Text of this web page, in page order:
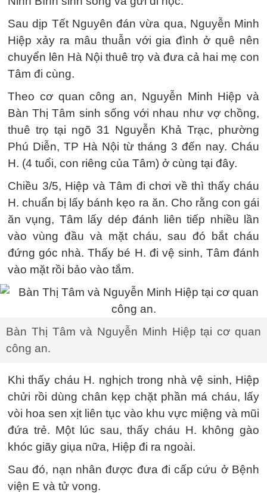
Sau dịp Tết Nguyên đán vừa qua, Nguyễn Minh
Hiệp xảy ra mâu thuẫn với gia đình ở quê nên
chuyển lên Hà Nội thuê trọ và đưa cả hai mẹ con
Tâm đi cùng.
Theo cơ quan công an, Nguyễn Minh Hiệp và
Bàn Thị Tâm sinh sống với nhau như vợ chồng,
thuê trọ tại ngõ 31 Nguyễn Khả Trạc, phường
Phú Diễn, TP Hà Nội từ tháng 3 đến nay. Cháu
H. (4 tuổi, con riêng của Tâm) ở cùng tại đây.
Chiều 3/5, Hiệp và Tâm đi chơi về thì thấy cháu
H. chuẩn bị lấy bánh kẹo ra ăn. Cho rằng con gái
ăn vụng, Tâm lấy dép đánh liên tiếp nhiều lần
vào vùng đầu và mặt cháu, sau đó bắt cháu
đứng góc nhà. Thấy bé H. đi vệ sinh, Tâm đánh
vào mặt rồi bảo vào tắm.
Bàn Thị Tâm và Nguyễn Minh Hiệp tại cơ quan
công an.
Khi thấy cháu H. nghịch trong nhà vệ sinh, Hiệp
chửi rồi dùng chân kẹp chặt phần má cháu, lấy
vòi hoa sen xịt liên tục vào khu vực miệng và mũi
đứa trẻ. Một lúc sau, thấy cháu H. không gào
khóc giãy giụa nữa, Hiệp đi ra ngoài.
Sau đó, nạn nhân được đưa đi cấp cứu ở Bệnh
viện E và tử vong.